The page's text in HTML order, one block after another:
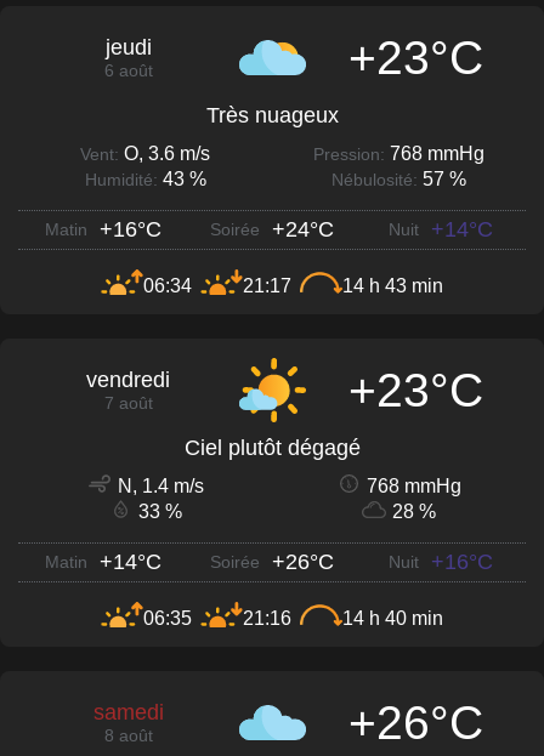
jeudi
6 août +23°C
Très nuageux
Vent: O, 3.6 m/s Pression: 768 mmHg
Humidité: 43 % Nébulosité: 57 %
Matin +16°C Soirée +24°C Nuit +14°C
06:34 21:17 14 h 43 min
vendredi
7 août +23°C
Ciel plutôt dégagé
N, 1.4 m/s
768 mmHg
33 %
28 %
Matin +14°C Soirée +26°C Nuit +16°C
06:35 21:16 14 h 40 min
samedi
8 août +26°C